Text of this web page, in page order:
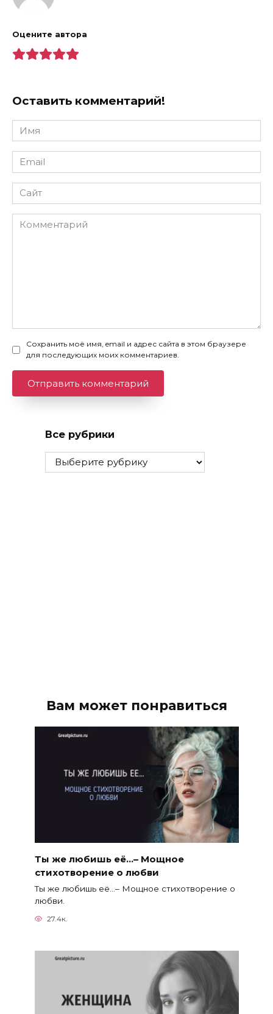
Оцените автора
Оставить комментарий!
Имя
*
Email
*
Сайт
Комментарий
Сохранить моё имя, email и адрес сайта в этом браузере
для последующих моих комментариев.
Все рубрики
Все
рубрики
Вам может понравиться
Ты же любишь её…– Мощное
стихотворение о любви
Ты же любишь её…– Мощное стихотворение о
любви.
27.4к.